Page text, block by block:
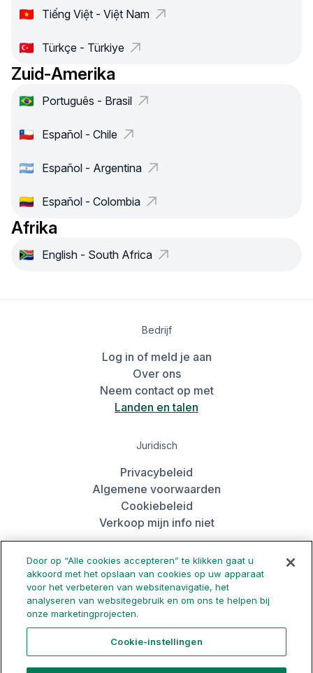
Tiếng Việt - Việt Nam
Türkçe - Türkiye
Zuid-Amerika
Português - Brasil
Español - Chile
Español - Argentina
Español - Colombia
Afrika
English - South Africa
Bedrijf
Log in of meld je aan
Over ons
Neem contact op met
Landen en talen
Juridisch
Privacybeleid
Algemene voorwaarden
Cookiebeleid
Verkoop mijn info niet
De app downloaden
Door op “Alle cookies accepteren” te klikken gaat u
akkoord met het opslaan van cookies op uw apparaat
voor het verbeteren van websitenavigatie, het
analyseren van websitegebruik en om ons te helpen bij
onze marketingprojecten.
Cookie-instellingen